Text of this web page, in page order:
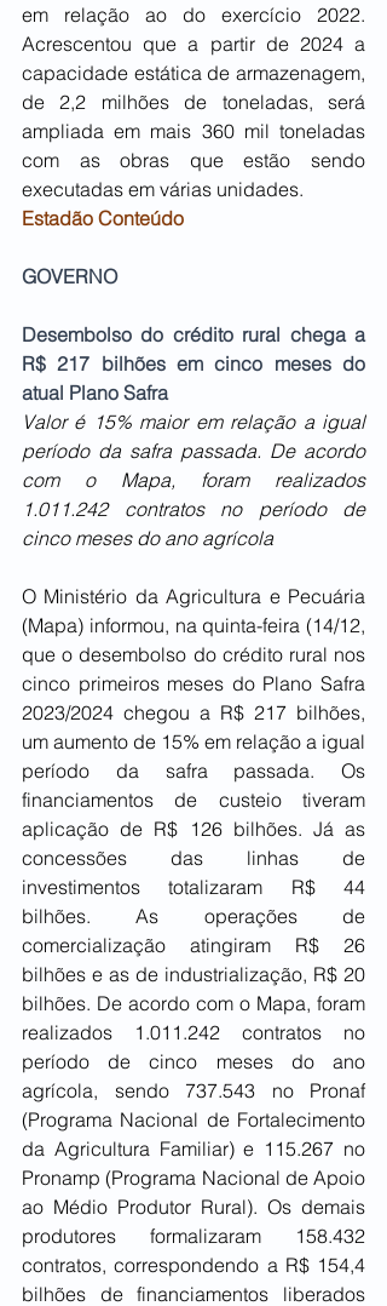
em relação ao do exercício 2022.
Acrescentou que a partir de 2024 a
capacidade estática de armazenagem,
de 2,2 milhões de toneladas, será
ampliada em mais 360 mil toneladas
com as obras que estão sendo
executadas em várias unidades.
Estadão Conteúdo
GOVERNO
Desembolso do crédito rural chega a
R$ 217 bilhões em cinco meses do
atual Plano Safra
Valor é 15% maior em relação a igual
período da safra passada. De acordo
com o Mapa, foram realizados
1.011.242 contratos no período de
cinco meses do ano agrícola
O Ministério da Agricultura e Pecuária
(Mapa) informou, na quinta-feira (14/12,
que o desembolso do crédito rural nos
cinco primeiros meses do Plano Safra
2023/2024 chegou a R$ 217 bilhões,
um aumento de 15% em relação a igual
período da safra passada. Os
financiamentos de custeio tiveram
aplicação de R$ 126 bilhões. Já as
concessões das linhas de
investimentos totalizaram R$ 44
bilhões. As operações de
comercialização atingiram R$ 26
bilhões e as de industrialização, R$ 20
bilhões. De acordo com o Mapa, foram
realizados 1.011.242 contratos no
período de cinco meses do ano
agrícola, sendo 737.543 no Pronaf
(Programa Nacional de Fortalecimento
da Agricultura Familiar) e 115.267 no
Pronamp (Programa Nacional de Apoio
ao Médio Produtor Rural). Os demais
produtores formalizaram 158.432
contratos, correspondendo a R$ 154,4
bilhões de financiamentos liberados